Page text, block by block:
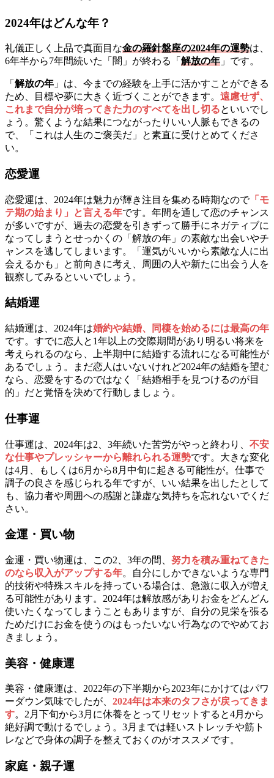
2024年はどんな年？
礼儀正しく上品で真面目な金の羅針盤座の2024年の運勢は、
6年半から7年間続いた「闇」が終わる「 解放の年 」です。
「 解放の年 」は、今までの経験を上手に活かすことができる
ため、目標や夢に大きく近づくことができます。 遠慮せず、
これまで自分が培ってきた力のすべてを出し切るといいでし
ょう。驚くような結果につながったりいい人脈もできるの
で、「これは人生のご褒美だ」と素直に受けとめてくださ
い。
恋愛運
恋愛運は、2024年は魅力が輝き注目を集める時期なので「モ
テ期の始まり」と言える年です。年間を通して恋のチャンス
が多いですが、過去の恋愛を引きずって勝手にネガティブに
なってしまうとせっかくの「解放の年」の素敵な出会いやチ
ャンスを逃してしまいます。「運気がいいから素敵な人に出
会えるかも」と前向きに考え、周囲の人や新たに出会う人を
観察してみるといいでしょう。
結婚運
結婚運は、2024年は婚約や結婚、同棲を始めるには最高の年
です。すでに恋人と1年以上の交際期間があり明るい将来を
考えられるのなら、上半期中に結婚する流れになる可能性が
あるでしょう。まだ恋人はいないけれど2024年の結婚を望む
なら、恋愛をするのではなく「結婚相手を見つけるのが目
的」だと覚悟を決めて行動しましょう。
仕事運
仕事運は、2024年は2、3年続いた苦労がやっと終わり、 不安
な仕事やプレッシャーから離れられる運勢です。大きな変化
は4月、もしくは6月から8月中旬に起きる可能性が。仕事で
調子の良さを感じられる年ですが、いい結果を出したとして
も、協力者や周囲への感謝と謙虚な気持ちを忘れないでくだ
さい。
金運・買い物
金運・買い物運は、この2、3年の間、努力を積み重ねてきた
のなら収入がアップする年。自分にしかできないような専門
的技術や特殊スキルを持っている場合は、急激に収入が増え
る可能性があります。2024年は解放感がありお金をどんどん
使いたくなってしまうこともありますが、自分の見栄を張る
ためだけにお金を使うのはもったいない行為なのでやめてお
きましょう。
美容・健康運
美容・健康運は、2022年の下半期から2023年にかけてはパワ
ーダウン気味でしたが、 2024年は本来のタフさが戻ってきま
す。2月下旬から3月に休養をとってリセットすると4月から
絶好調で動けるでしょう。3月までは軽いストレッチや筋ト
レなどで身体の調子を整えておくのがオススメです。
家庭・親子運